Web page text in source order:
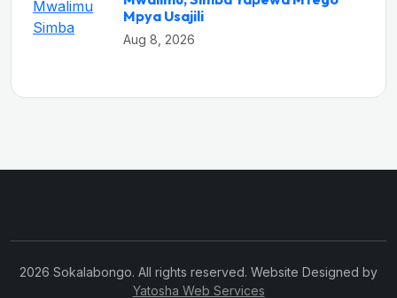
Mpya Usajili
Aug 8, 2026
2026 Sokalabongo. All rights reserved. Website Designed by
Yatosha Web Services